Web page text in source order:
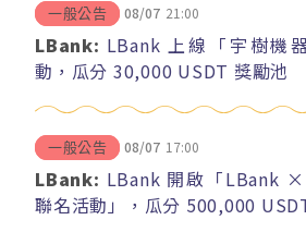
一般公告 08/07 21:00
LBank: LBank 上線「宇樹機
動，瓜分 30,000 USDT 獎勵池
一般公告 08/07 17:00
LBank: LBank 開啟「LBank
聯名活動」，瓜分 500,000